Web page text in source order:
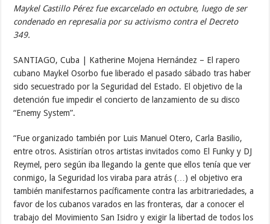
Maykel Castillo Pérez fue excarcelado en octubre, luego de ser
condenado en represalia por su activismo contra el Decreto
349.
SANTIAGO, Cuba | Katherine Mojena Hernández – El rapero
cubano Maykel Osorbo fue liberado el pasado sábado tras haber
sido secuestrado por la Seguridad del Estado. El objetivo de la
detención fue impedir el concierto de lanzamiento de su disco
“Enemy System”.
“Fue organizado también por Luis Manuel Otero, Carla Basilio,
entre otros. Asistirían otros artistas invitados como El Funky y DJ
Reymel, pero según iba llegando la gente que ellos tenía que ver
conmigo, la Seguridad los viraba para atrás (…) el objetivo era
también manifestarnos pacíficamente contra las arbitrariedades, a
favor de los cubanos varados en las fronteras, dar a conocer el
trabajo del Movimiento San Isidro y exigir la libertad de todos los